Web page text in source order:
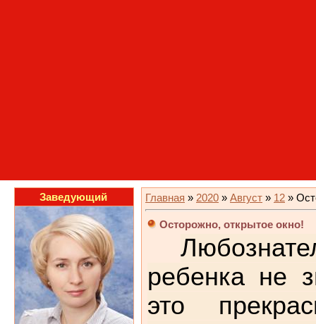
Заведующий Главная » 2020 » Август » 12 »
Осторожно, открытое окно!
ребенка не
это